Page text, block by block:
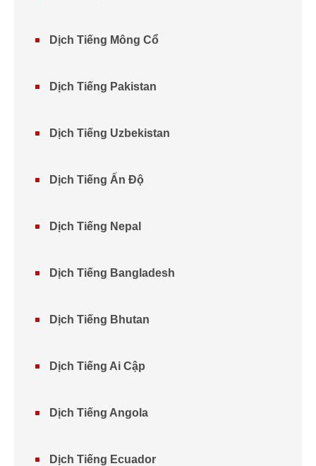
Dịch Tiếng Mông Cổ
Dịch Tiếng Pakistan
Dịch Tiếng Uzbekistan
Dịch Tiếng Ấn Độ
Dịch Tiếng Nepal
Dịch Tiếng Bangladesh
Dịch Tiếng Bhutan
Dịch Tiếng Ai Cập
Dịch Tiếng Angola
Dịch Tiếng Ecuador